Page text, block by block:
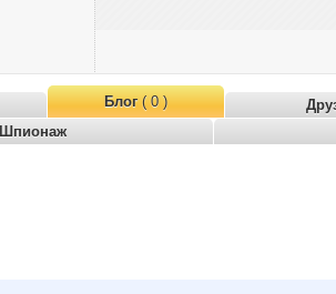
Блог( 0 )
Шпионаж